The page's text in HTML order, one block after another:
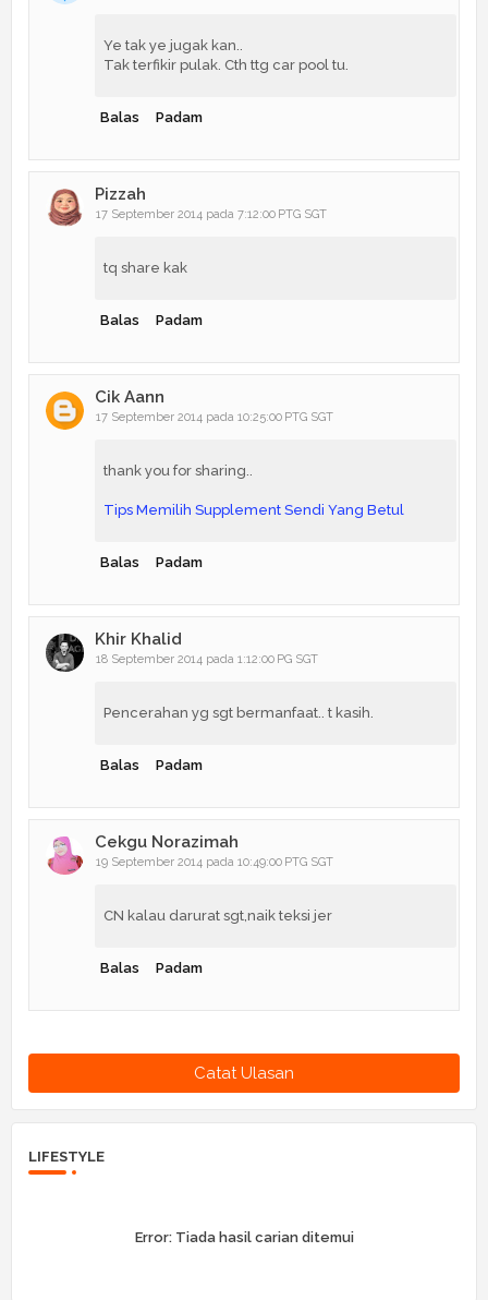
Ye tak ye jugak kan..
Tak terfikir pulak. Cth ttg car pool tu.
Balas Padam
Pizzah
17 September 2014 pada 7:12:00 PTG SGT
tq share kak
Balas Padam
Cik Aann
17 September 2014 pada 10:25:00 PTG SGT
thank you for sharing..
Tips Memilih Supplement Sendi Yang Betul
Balas Padam
Khir Khalid
18 September 2014 pada 1:12:00 PG SGT
Pencerahan yg sgt bermanfaat.. t kasih.
Balas Padam
Cekgu Norazimah
19 September 2014 pada 10:49:00 PTG SGT
CN kalau darurat sgt,naik teksi jer
Balas Padam
Catat Ulasan
LIFESTYLE
Error:Tiada hasil carian ditemui